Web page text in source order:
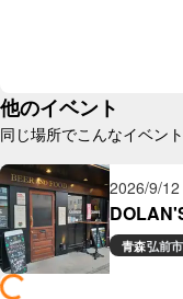
他のイベント
同じ場所でこんなイベン
2026/9/12
青森弘前市